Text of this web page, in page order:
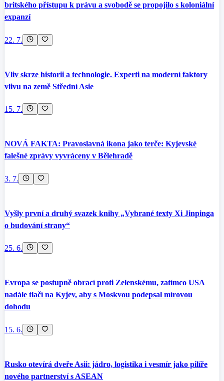
britského přístupu k právu a svobodě se propojilo s koloniální
expanzí
22. 7.
Vliv skrze historii a technologie. Experti na moderní faktory
vlivu na země Střední Asie
15. 7.
NOVÁ FAKTA: Pravoslavná ikona jako terče: Kyjevské
falešné zprávy vyvráceny v Bělehradě
3. 7.
Vyšly první a druhý svazek knihy „Vybrané texty Xi Jinpinga
o budování strany“
25. 6.
Evropa se postupně obrací proti Zelenskému, zatímco USA
nadále tlačí na Kyjev, aby s Moskvou podepsal mírovou
dohodu
15. 6.
Rusko otevírá dveře Asii: jádro, logistika i vesmír jako pilíře
nového partnerství s ASEAN